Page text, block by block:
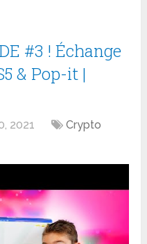
#3 ! Échange
& Pop-it |
2021
Crypto